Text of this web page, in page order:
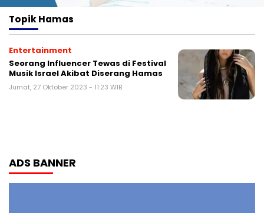
TopikHamas
Entertainment
Seorang Influencer Tewas di Festival
Musik Israel Akibat Diserang Hamas
Jumat, 27 Oktober 2023 - 11:23 WIB
ADS BANNER